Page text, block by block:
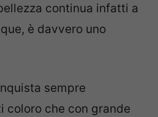
continua infatti a
è davvero uno
sempre
coloro che con grande